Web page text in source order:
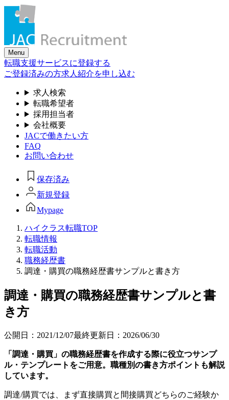
Skip
content
Menu
転職支援サービスに登録する
ご登録済みの方求人紹介を申し込む
求人検索
転職希望者
採用担当者
会社概要
JACで働きたい方
FAQ
お問い合わせ
保存済み
新規登録
Mypage
ハイクラス転職TOP
転職情報
転職活動
職務経歴書
調達・購買の職務経歴書サンプルと書き方
調達・購買の職務経歴書サンプルと書
き方
公開日： 2021/12/07最終更新日： 2026/06/30
「調達・購買」の職務経歴書を作成する際に役立つサンプ
ル・テンプレートをご用意。職種別の書き方ポイントも解説
しています。
調達/購買では、まず直接購買と間接購買どちらのご経験か